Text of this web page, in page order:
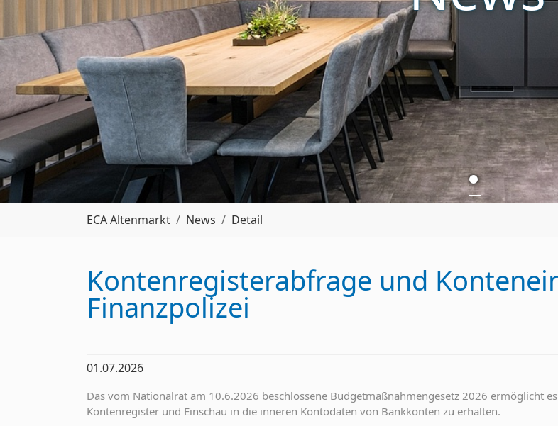
ECA Altenmarkt News Detail
Kontenregisterabfrage und
Finanzpolizei
01.07.2026
Das vom Nationalrat am 10.6.2026 beschlossene Budgetmaßnahmengesetz 2026 ermöglicht
Kontenregister und Einschau in die inneren Kontodaten von Bankkonten zu erhalten.